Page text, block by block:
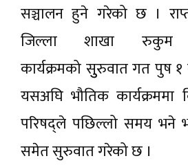
सञ्चालन हुने गरेको छ ।
जिल्ला शाखा रुकुम
कार्यक्रमको सुुरुवात गत पुष १
यसअघि भौतिक कार्यक्रममा
परिषद्ले पछिल्लो समय भने
समेत सुरुवात गरेको छ ।